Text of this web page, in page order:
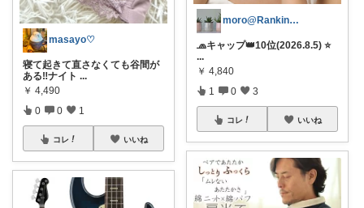
masayo♡
寝て起きて直さなくても谷間が
ある‼︎ナイト ...
￥ 4,490
0 0 1
コレ いいね
moro@Ranking ROOM
🧢キャップ👑10位(2026.8.5) ⭐
...
￥ 4,840
1 0 3
コレ いいね